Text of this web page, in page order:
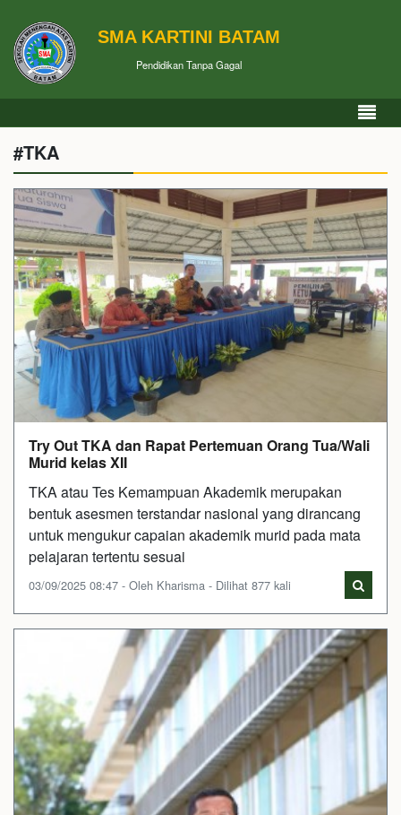
SMA KARTINI BATAM
Pendidikan Tanpa Gagal
#TKA
Try Out TKA dan Rapat Pertemuan Orang Tua/Wali
Murid kelas XII
TKA atau Tes Kemampuan Akademik merupakan
bentuk asesmen terstandar nasional yang dirancang
untuk mengukur capaian akademik murid pada mata
pelajaran tertentu sesuai
03/09/2025 08:47 - Oleh Kharisma - Dilihat 877 kali